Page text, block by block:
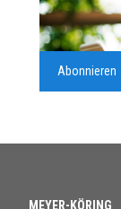
Abonnieren
MEYER-KÖRING